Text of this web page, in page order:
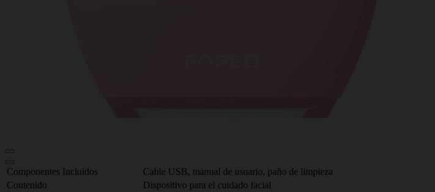
Componentes Incluidos
Cable USB, manual de usuario, paño de limpieza
Contenido
Dispositivo para el cuidado facial